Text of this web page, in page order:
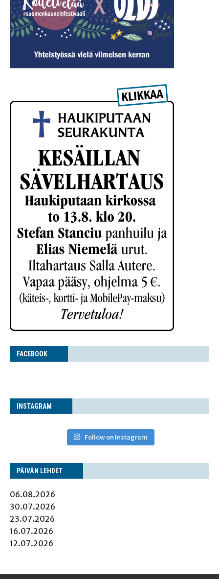
FACE­BOOK
INS­TA­GRAM
Follow on Instagram
PÄI­VÄN LEHDET
06.08.2026
30.07.2026
23.07.2026
16.07.2026
12.07.2026